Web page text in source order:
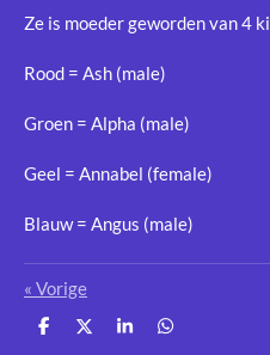
Ze is moeder geworden van 4
Rood = Ash (male)
Groen = Alpha (male)
Geel = Annabel (female)
Blauw = Angus (male)
« Vorige
D
D
S
D